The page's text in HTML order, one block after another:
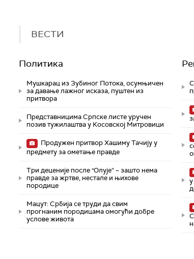
ВЕСТИ
Политика
Мушкарац из Зубиног Потока, осумњичен
за давање лажног исказа, пуштен из
притвора
Представницима Српске листе уручен
позив тужилаштва у Косовској Митровици
Продужен притвор Хашиму Тачију у
предмету за ометање правде
Три деценије после "Олује“ – зашто нема
правде за жртве, нестале и њихове
породице
Мацут: Србија се труди да свим
прогнаним породицама омогући добре
услове живота